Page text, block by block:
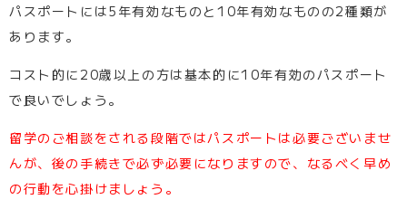
パスポートには5年有効なものと10年有効なものの2種類が
あります。
コスト的に20歳以上の方は基本的に10年有効のパスポート
で良いでしょう。
留学のご相談をされる段階ではパスポートは必要ございませ
んが、後の手続きで必ず必要になりますので、なるべく早め
の行動を心掛けましょう。